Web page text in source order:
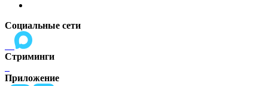
Социальные сети
Стриминги
Приложение